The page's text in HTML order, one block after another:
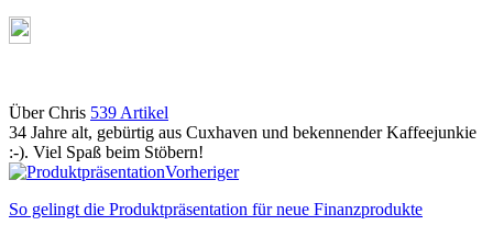
Über Chris 539 Artikel
34 Jahre alt, gebürtig aus Cuxhaven und bekennender Kaffeejunkie
:-). Viel Spaß beim Stöbern!
Webseite
Vorheriger
So gelingt die Produktpräsentation für neue Finanzprodukte